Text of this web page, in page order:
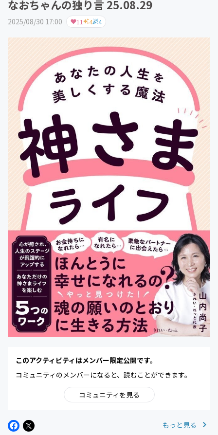
なおちゃんの独り言 25.08.29
2025/08/30 17:00 11 4 4
このアクティビティはメンバー限定公開です。
コミュニティのメンバーになると、読むことができます。
コミュニティを見る
もっと見る